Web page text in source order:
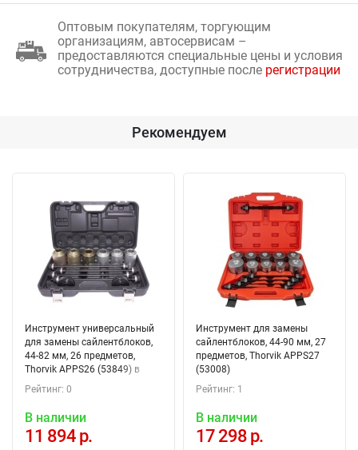
Оптовым покупателям, торгующим
организациям, автосервисам –
предоставляются специальные цены и условия
сотрудничества, доступные после регистрации
Рекомендуем
Инструмент универсальный
для замены сайлентблоков,
44-82 мм, 26 предметов,
Thorvik APPS26 (53849) в
кейсе
Рейтинг: 0
В наличии
11 894 р.
Инструмент для замены
сайлентблоков, 44-90 мм, 27
предметов, Thorvik APPS27
(53008)
Рейтинг: 1
В наличии
17 298 р.